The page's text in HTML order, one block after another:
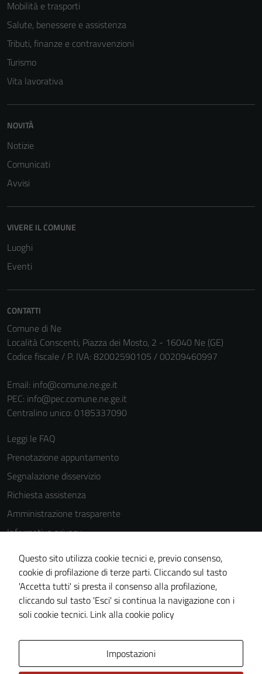
Mobilità e trasporti
Salute, benessere e assistenza
Tributi, finanze e contravvenzioni
Turismo
Vita lavorativa
NOVITÀ
Notizie
Comunicati
Avvisi
VIVERE IL COMUNE
Luoghi
Eventi
CONTATTI
Comune di Ne
Località Conscenti, Piazza dei Mosto, 2 - 16040 Ne (GE)
Codice fiscale / P. IVA: 82002590105 / 00209460997
Email: info@comune.ne.ge.it
PEC: info@pec.comune.ne.ge.it
Centralino unico: 0185337090
Leggi le FAQ
Prenotazione appuntamento
Segnalazione disservizio
Richiesta assistenza
Amministrazione trasparente
Informativa privacy
Cookie Policy
Note legali
Dichiarazione di accessibilità
Piano di miglioramento del sito
Questo sito utilizza cookie tecnici e, previo consenso,
cookie di profilazione di terze parti. Cliccando sul tasto
'Accetta tutti' si presta il consenso alla profilazione,
cliccando sul tasto 'Esci' si continua la navigazione con i
soli cookie tecnici. Link alla cookie policy
Impostazioni
Tecnici
Questi cookie
sono necessari
funzionamento
del sito e non